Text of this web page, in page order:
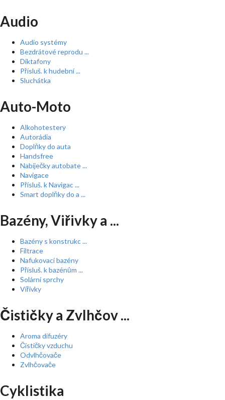
Audio
Audio systémy
Bezdrátové reprodu ...
Diktafony
Přísluš. k hudební ...
Sluchátka
Auto-Moto
Alkohotestery
Autorádia
Doplňky do auta
Handsfree
Nabíječky autobate ...
Navigace
Přísluš. k Navigac ...
Smart doplňky do a ...
Bazény, Viřivky a ...
Bazény s konstrukc ...
Filtrace
Nafukovací bazény
Přísluš. k bazénům ...
Solární sprchy
Vířivky
Čističky a Zvlhčov ...
Aroma difuzéry
Čističky vzduchu
Odvlhčovače
Zvlhčovače
Cyklistika